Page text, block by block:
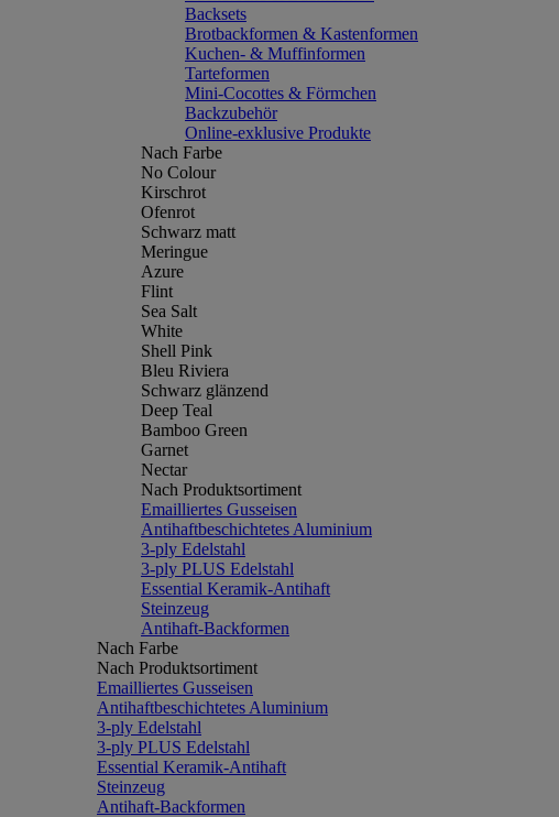
Backsets
Brotbackformen & Kastenformen
Kuchen- & Muffinformen
Tarteformen
Mini-Cocottes & Förmchen
Backzubehör
Online-exklusive Produkte
Nach Farbe
No Colour
Kirschrot
Ofenrot
Schwarz matt
Meringue
Azure
Flint
Sea Salt
White
Shell Pink
Bleu Riviera
Schwarz glänzend
Deep Teal
Bamboo Green
Garnet
Nectar
Nach Produktsortiment
Emailliertes Gusseisen
Antihaftbeschichtetes Aluminium
3-ply Edelstahl
3-ply PLUS Edelstahl
Essential Keramik-Antihaft
Steinzeug
Antihaft-Backformen
Nach Farbe
Nach Produktsortiment
Emailliertes Gusseisen
Antihaftbeschichtetes Aluminium
3-ply Edelstahl
3-ply PLUS Edelstahl
Essential Keramik-Antihaft
Steinzeug
Antihaft-Backformen